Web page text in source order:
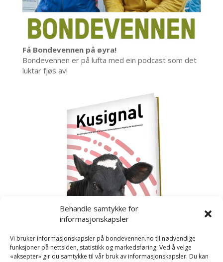
Behandle samtykke for
informasjonskapsler
Vi bruker informasjonskapsler på bondevennen.no til nødvendige
funksjoner på nettsiden, statistikk og markedsføring. Ved å velge
«aksepter» gir du samtykke til vår bruk av informasjonskapsler. Du kan
Få Bondevennen på øyra!
Bondevennen er på lufta med ein podcast som det
luktar fjøs av!